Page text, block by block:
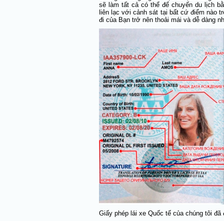
sẽ làm tất cả có thể để chuyến du lịch
liên lạc với cảnh sát tại bất cứ điểm nào
đi của Bạn trở nên thoải mái và dễ dàng
Giấy phép lái xe Quốc tế của chúng tôi